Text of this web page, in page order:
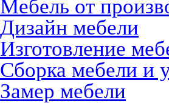
Мебель от
Дизайн мебели
Изготовление
Сборка мебели и
Замер мебели